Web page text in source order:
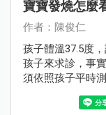
寶寶發燒怎麼
作者：陳俊仁
孩子體溫37.5度
孩子來求診，事
須依照孩子平時